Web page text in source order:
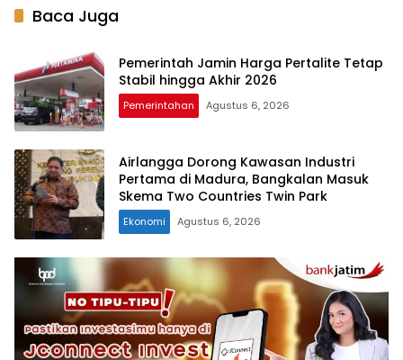
Baca Juga
Pemerintah Jamin Harga Pertalite Tetap
Stabil hingga Akhir 2026
Pemerintahan Agustus 6, 2026
Airlangga Dorong Kawasan Industri
Pertama di Madura, Bangkalan Masuk
Skema Two Countries Twin Park
Ekonomi Agustus 6, 2026